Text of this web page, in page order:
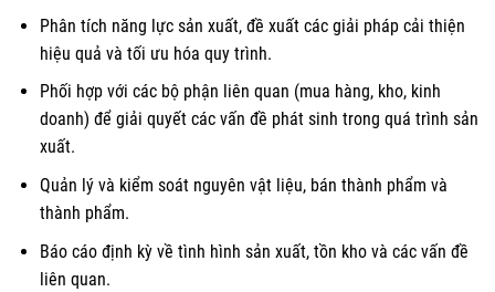
Phân tích năng lực sản xuất, đề xuất các giải pháp cải thiện
hiệu quả và tối ưu hóa quy trình.
Phối hợp với các bộ phận liên quan (mua hàng, kho, kinh
doanh) để giải quyết các vấn đề phát sinh trong quá trình sản
xuất.
Quản lý và kiểm soát nguyên vật liệu, bán thành phẩm và
thành phẩm.
Báo cáo định kỳ về tình hình sản xuất, tồn kho và các vấn đề
liên quan.